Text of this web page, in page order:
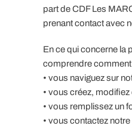
part de CDF Les
prenant contact avec
En ce qui concerne la
comprendre
• vous naviguez sur
• vous créez,
• vous remplissez un
• vous contactez